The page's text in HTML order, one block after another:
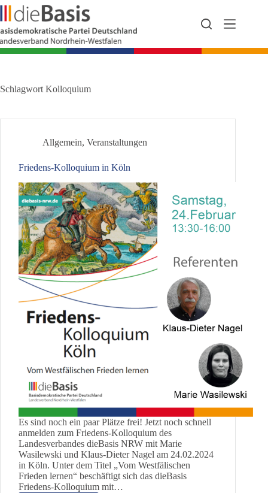
Zum
Inhalt
springen
Schlagwort Kolloquium
Allgemein, Veranstaltungen
Friedens-Kolloquium in Köln
Es sind noch ein paar Plätze frei! Jetzt noch schnell
anmelden zum Friedens-Kolloquium des
Landesverbandes dieBasis NRW mit Marie
Wasilewski und Klaus-Dieter Nagel am 24.02.2024
in Köln. Unter dem Titel „Vom Westfälischen
Frieden lernen“ beschäftigt sich das dieBasis
Friedens-Kolloquium mit…